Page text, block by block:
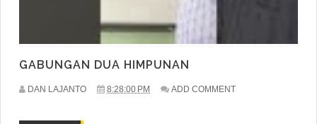
GABUNGAN DUA HIMPUNAN
DAN LAJANTO 8:28:00 PM ADD COMMENT